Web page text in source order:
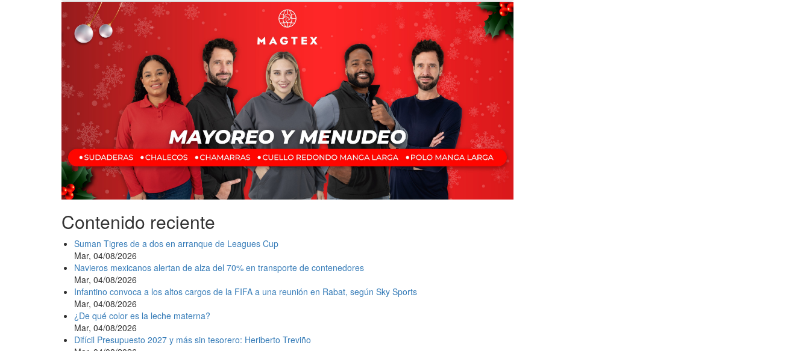
Contenido reciente
Suman Tigres de a dos en arranque de Leagues Cup
Mar, 04/08/2026
Navieros mexicanos alertan de alza del 70% en transporte de contenedores
Mar, 04/08/2026
Infantino convoca a los altos cargos de la FIFA a una reunión en Rabat, según Sky Sports
Mar, 04/08/2026
¿De qué color es la leche materna?
Mar, 04/08/2026
Difícil Presupuesto 2027 y más sin tesorero: Heriberto Treviño